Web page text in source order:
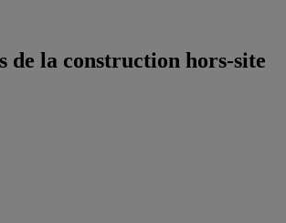
de la construction hors-site